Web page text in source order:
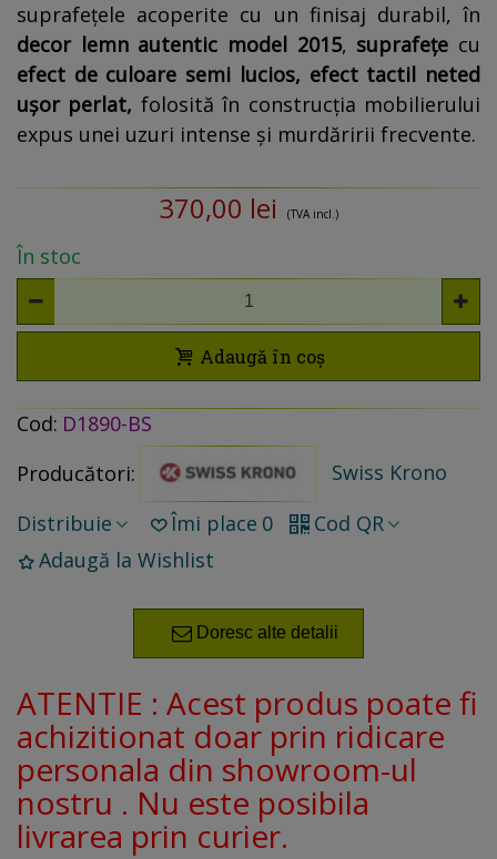
suprafețele acoperite cu un finisaj durabil, în
decor lemn autentic model 2015, suprafețe cu
efect de culoare semi lucios, efect tactil neted
ușor perlat, folosită în construcția mobilierului
expus unei uzuri intense și murdăririi frecvente.
370,00 lei (TVA incl.)
În stoc
Adaugă în coș
Cod: D1890-BS
Producători:
Swiss Krono
Distribuie
Îmi place 0
Cod QR
Adaugă la Wishlist
Doresc alte detalii
ATENTIE : Acest produs poate fi
achizitionat doar prin ridicare
personala din showroom-ul
nostru . Nu este posibila
livrarea prin curier.